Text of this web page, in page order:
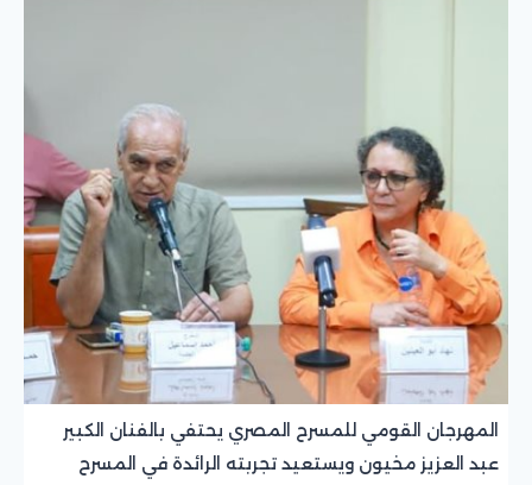
المهرجان القومي للمسرح المصري يحتفي بالفنان الكبير
عبد العزيز مخيون ويستعيد تجربته الرائدة في المسرح